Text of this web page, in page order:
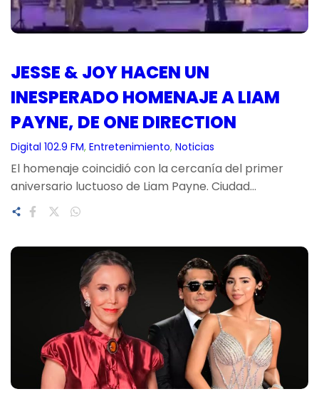
JESSE & JOY HACEN UN
INESPERADO HOMENAJE A LIAM
PAYNE, DE ONE DIRECTION
Digital 102.9 FM, Entretenimiento, Noticias
El homenaje coincidió con la cercanía del primer
aniversario luctuoso de Liam Payne. Ciudad…